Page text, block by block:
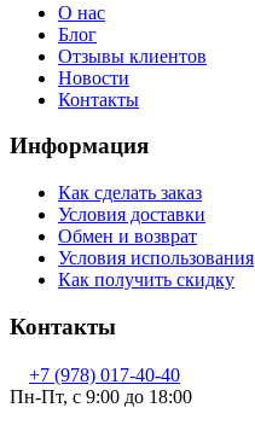
О нас
Блог
Отзывы клиентов
Новости
Контакты
Информация
Как сделать заказ
Условия доставки
Обмен и возврат
Условия использования
Как получить скидку
Контакты
+7 (978) 017-40-40
Пн-Пт, c 9:00 до 18:00